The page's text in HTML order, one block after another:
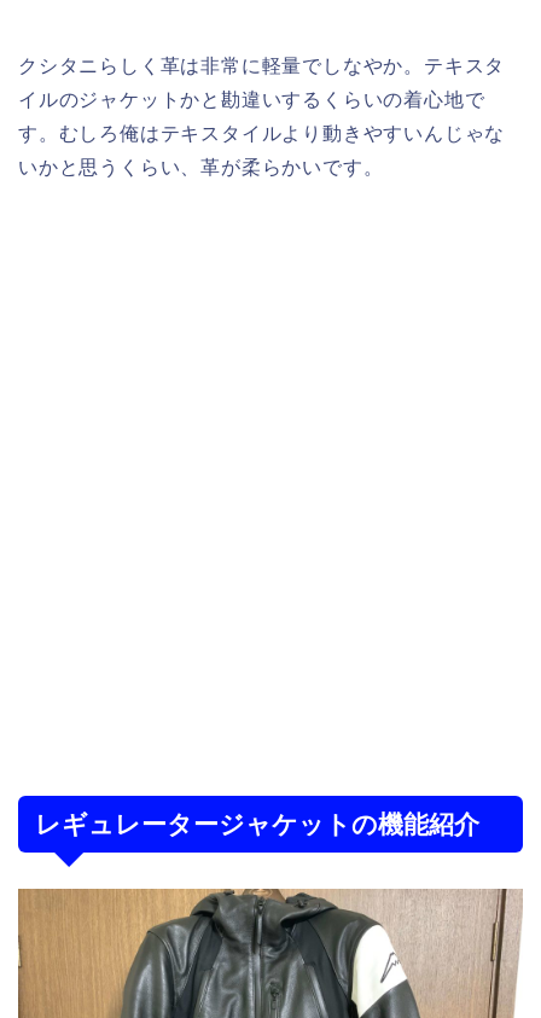
クシタニらしく革は非常に軽量でしなやか。テキスタ
イルのジャケットかと勘違いするくらいの着心地で
す。むしろ俺はテキスタイルより動きやすいんじゃな
いかと思うくらい、革が柔らかいです。
レギュレータージャケットの機能紹介